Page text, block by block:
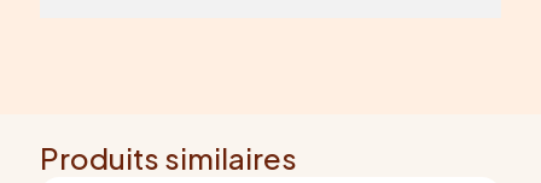
Produits similaires